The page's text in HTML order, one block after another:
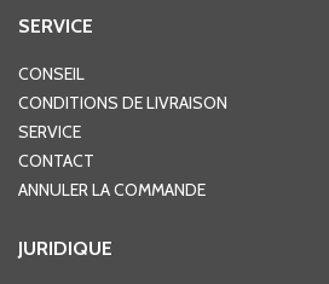
SERVICE
CONSEIL
CONDITIONS DE LIVRAISON
SERVICE
CONTACT
ANNULER LA COMMANDE
JURIDIQUE